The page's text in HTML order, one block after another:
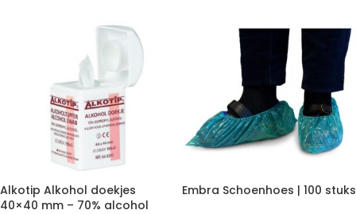
Alkotip Alkohol doekjes
40×40 mm – 70% alcohol
Embra Schoenhoes | 100 stuks